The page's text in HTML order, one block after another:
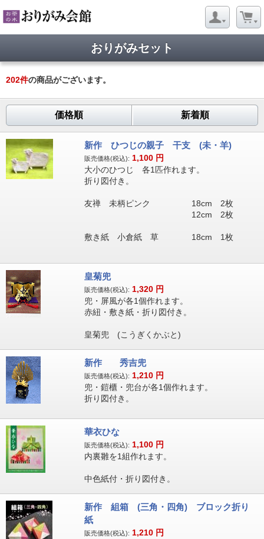
おりがみセット
202件の商品がございます。
価格順 新着順
新作 ひつじの親子 干支 (未・羊)
販売価格(税込): 1,100 円
大小のひつじ 各1匹作れます。
折り図付き。
友禅 未柄ピンク 18cm 2枚
12cm 2枚
敷き紙 小倉紙 草 18cm 1枚
皇菊兜
販売価格(税込): 1,320 円
兜・屏風が各1個作れます。
赤紐・敷き紙・折り図付き。
皇菊兜 (こうぎくかぶと)
新作 秀吉兜
販売価格(税込): 1,210 円
兜・鎧櫃・兜台が各1個作れます。
折り図付き。
華衣ひな
販売価格(税込): 1,100 円
内裏雛を1組作れます。
中色紙付・折り図付き。
新作 組箱 (三角・四角) ブロック折り
紙
販売価格(税込): 1,210 円